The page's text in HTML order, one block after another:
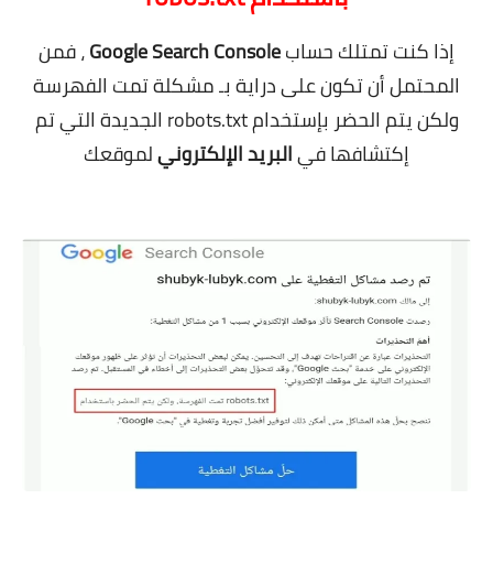
أخبار وتكنولوجيا
أدوات كهربائية
قوالب وشروحات بلوجر
معلومات عامة
إذا كنت تمتلك حسابGoogle Search Console، فمن
المحتمل أن تكون على دراية بـ مشكلة تمت الفهرسة
ولكن يتم الحضر بإستخدام robots.txt الجديدة التي تم
إكتشافها فيالبريد الإلكترونيلموقعك